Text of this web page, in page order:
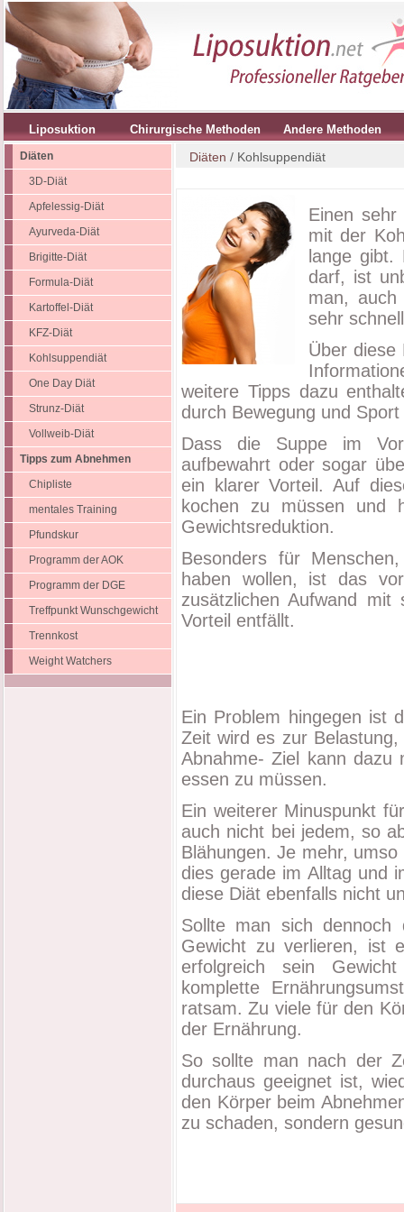
Liposuktion Chirurgische Methoden Andere Methoden
Diäten
3D-Diät
Apfelessig-Diät
Ayurveda-Diät
Brigitte-Diät
Formula-Diät
Kartoffel-Diät
KFZ-Diät
Kohlsuppendiät
One Day Diät
Strunz-Diät
Vollweib-Diät
Tipps zum Abnehmen
Chipliste
mentales Training
Pfundskur
Programm der AOK
Programm der DGE
Treffpunkt Wunschgewicht
Trennkost
Weight Watchers
Diäten / Kohlsuppendiät
Einen
mit der
lange
darf, ist
man,
sehr
Über diese
weitere Tipps dazu
durch Bewegung und
Dass die Suppe im
aufbewahrt oder sogar
ein klarer Vorteil. Auf
kochen zu müssen und
Gewichtsreduktion.
Besonders für
haben wollen, ist das
zusätzlichen Aufwand
Vorteil entfällt.
Ein Problem hingegen ist
Zeit wird es zur
Abnahme- Ziel kann dazu
essen zu müssen.
Ein weiterer Minuspunkt
auch nicht bei jedem, so
Blähungen. Je mehr,
dies gerade im Alltag und
diese Diät ebenfalls nicht
Sollte man sich dennoch
Gewicht zu verlieren, ist
erfolgreich sein
komplette
ratsam. Zu viele für den
der Ernährung.
So sollte man nach der
durchaus geeignet ist,
den Körper beim
zu schaden, sondern